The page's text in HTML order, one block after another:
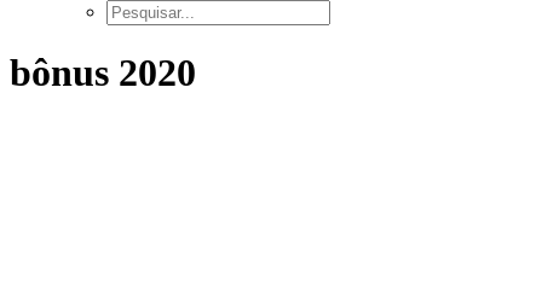
bônus 2020